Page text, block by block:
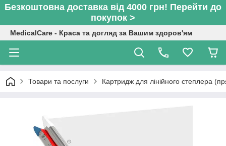
Безкоштовна доставка від 4000 грн! Перейти до
покупок >
MedicalCare - Краса та догляд за Вашим здоров'ям
Товари та послуги Картридж для лінійного степлера